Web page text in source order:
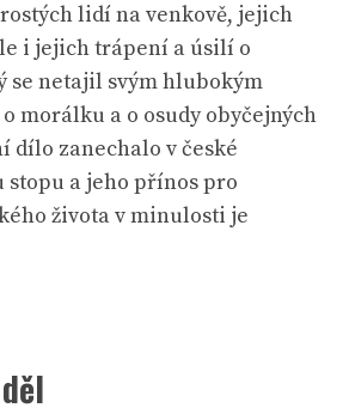
lidí na venkově, jejich
i jejich trápení a úsilí o
se netajil svým hlubokým
morálku a o osudy obyčejných
zanechalo v české
a jeho přínos pro
života v minulosti je